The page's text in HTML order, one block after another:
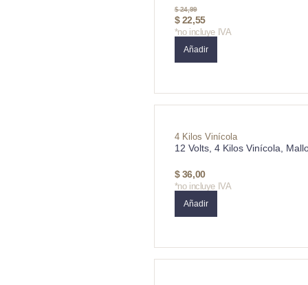
$24,99
$22,55
*no incluye IVA
Añadir
4 Kilos Vinícola
12 Volts, 4 Kilos Vinícola,
$36,00
*no incluye IVA
Añadir